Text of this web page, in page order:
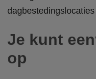
Je kunt
op